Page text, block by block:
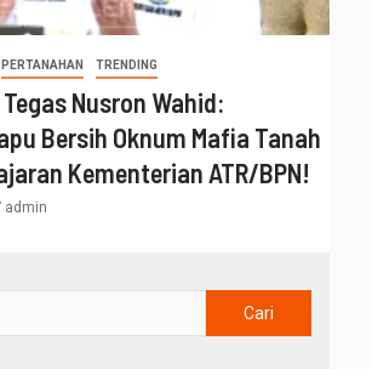
PERTANAHAN TRENDING
Nusron Wahid:
Bersih Oknum Mafia Tanah
Kementerian ATR/BPN!
admin